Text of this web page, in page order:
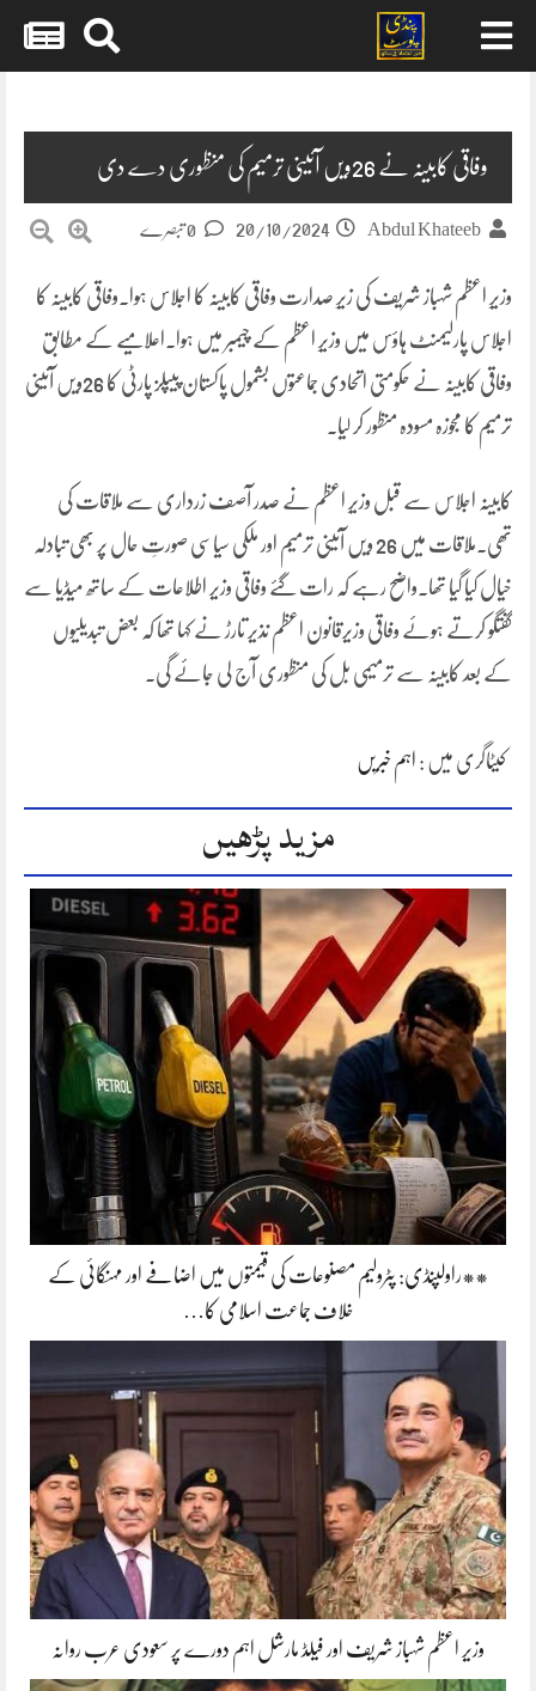
وفاقی کابینہ نے 26ویں آئینی ترمیم کی منظوری دے دی
Abdul Khateeb
20/10/2024
وزیرِ اعظم شہباز شریف کی زیرِ صدارت وفاقی کابینہ کا اجلاس ہوا۔وفاقی کابینہ کا
اجلاس پارلیمنٹ ہاؤس میں وزیرِ اعظم کے چیمبر میں ہوا۔اعلامیے کے مطابق
وفاقی کابینہ نے حکومتی اتحادی جماعتوں بشمول پاکستان پیپلز پارٹی کا 26ویں آئینی
ترمیم کا مجوزہ مسودہ منظور کر لیا۔
کابینہ اجلاس سے قبل وزیرِ اعظم نے صدر آصف زرداری سے ملاقات کی
تھی۔ملاقات میں 26 ویں آئینی ترمیم اور ملکی سیاسی صورتِ حال پر بھی تبادلہ
خیال کیا گیا تھا۔واضح رہے کہ رات گئے وفاقی وزیر اطلاعات کے ساتھ میڈیا سے
گفتگو کرتے ہوئے وفاقی وزیرقانون اعظم نذیر تارڑ نے کہا تھا کہ بعض تبدیلیوں
کے بعد کابینہ سے ترمیمی بل کی منظوری آج لی جائے گی۔
کیٹاگری میں : اہم خبریں
مزید پڑھیں
**راولپنڈی: پٹرولیم مصنوعات کی قیمتوں میں اضافے اور مہنگائی کے
خلاف جماعت اسلامی کا…
وزیر اعظم شہباز شریف اور فیلڈ مارشل اہم دورے پر سعودی عرب روانہ